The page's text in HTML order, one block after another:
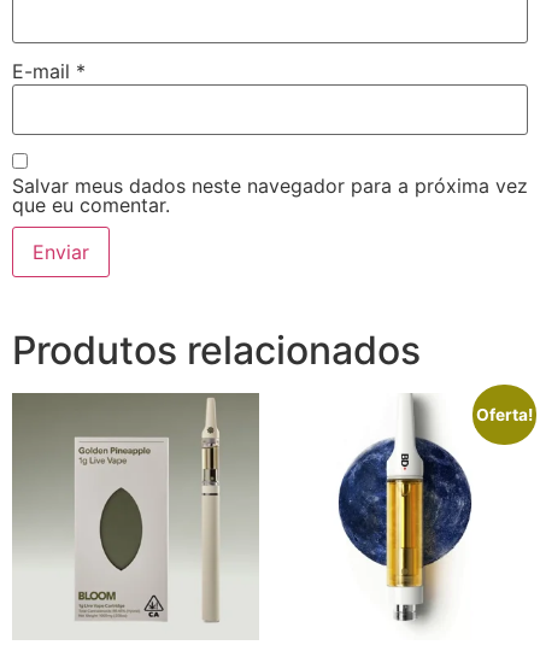
E-mail *
Salvar meus dados neste navegador para a próxima vez
que eu comentar.
Produtos relacionados
Oferta!